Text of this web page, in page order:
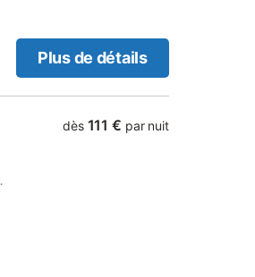
Plus de détails
dès 111 € par nuit